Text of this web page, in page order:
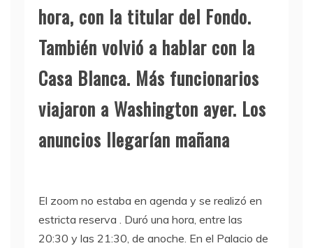
hora, con la titular del Fondo.
También volvió a hablar con la
Casa Blanca. Más funcionarios
viajaron a Washington ayer. Los
anuncios llegarían mañana
El zoom no estaba en agenda y se realizó en
estricta reserva . Duró una hora, entre las
20:30 y las 21:30, de anoche. En el Palacio de